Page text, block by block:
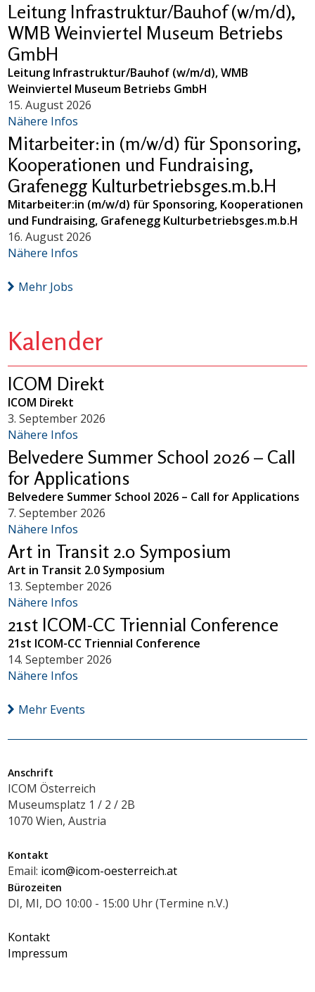
Leitung Infrastruktur/Bauhof (w/m/d),
WMB Weinviertel Museum Betriebs
GmbH
Leitung Infrastruktur/Bauhof (w/m/d), WMB
Weinviertel Museum Betriebs GmbH
15. August 2026
Nähere Infos
Mitarbeiter:in (m/w/d) für Sponsoring,
Kooperationen und Fundraising,
Grafenegg Kulturbetriebsges.m.b.H
Mitarbeiter:in (m/w/d) für Sponsoring, Kooperationen
und Fundraising, Grafenegg Kulturbetriebsges.m.b.H
16. August 2026
Nähere Infos
Mehr Jobs
Kalender
ICOM Direkt
ICOM Direkt
3. September 2026
Nähere Infos
Belvedere Summer School 2026 – Call
for Applications
Belvedere Summer School 2026 – Call for Applications
7. September 2026
Nähere Infos
Art in Transit 2.0 Symposium
Art in Transit 2.0 Symposium
13. September 2026
Nähere Infos
21st ICOM-CC Triennial Conference
21st ICOM-CC Triennial Conference
14. September 2026
Nähere Infos
Mehr Events
Anschrift
ICOM Österreich
Museumsplatz 1 / 2 / 2B
1070 Wien, Austria
Kontakt
Email: icom@icom-oesterreich.at
Bürozeiten
DI, MI, DO 10:00 - 15:00 Uhr (Termine n.V.)
Kontakt
Impressum